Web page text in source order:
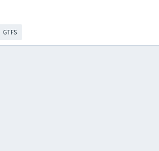
GTFS